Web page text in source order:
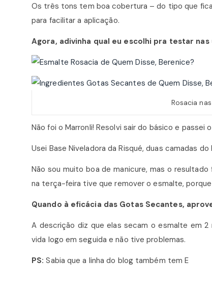
Os três tons tem boa cobertura – do tipo que
para facilitar a aplicação.
Agora, adivinha qual eu escolhi pra testar nas
Rosacia
Não foi o Marronli! Resolvi sair do básico e passei o
Usei Base Niveladora da Risqué, duas camadas
Não sou muito boa de manicure, mas o
na terça-feira tive que remover o esmalte,
Quando à eficácia das Gotas Secantes,
A descrição diz que elas secam o esmalte em 2
vida logo em seguida e não tive problemas.
PS: Sabia que a linha do blog também tem E